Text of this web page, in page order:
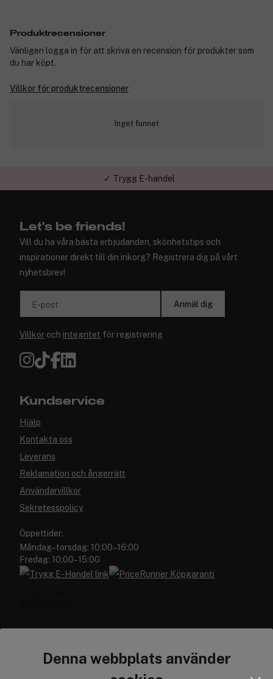
Denna webbplats använder
Produktrecensioner
Vänligen logga in för att skriva en recension för produkter som
du har köpt.
Villkor för produktrecensioner
Inget funnet
✓ Trygg E-handel
Let's be friends!
Vill du ha våra bästa erbjudanden, skönhetstips och
inspirationer direkt till din inkorg? Registrera dig på vårt
nyhetsbrev!
E-post Anmäl dig
Villkor och integritet för registrering
Kundservice
Hjälp
Kontakta oss
Leverans
Reklamation och ångerrätt
Användarvillkor
Sekretesspolicy
Öppettider:
Måndag–torsdag: 10:00–16:00
Fredag: 10:00–15:00
Cocopanda.se